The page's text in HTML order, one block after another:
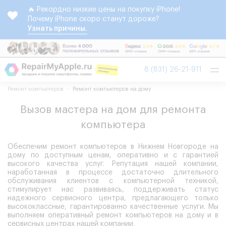
🔥 Рекордно низкие цены на покупку iPhone!
Почему iPhone скоро станут дороже?
Узнать причины.
8 (831) 26-21-911
Ремонт компьютеров Ремонт компьютеров на дому
Вызов мастера на дом для ремонта
компьютера
Обеспечим ремонт компьютеров в Нижнем Новгороде на
дому по доступным ценам, оперативно и с гарантией
высокого качества услуг. Репутация нашей компании,
наработанная в процессе достаточно длительного
обслуживания клиентов с компьютерной техникой,
стимулирует нас развиваясь, поддерживать статус
надежного сервисного центра, предлагающего только
высококлассные, гарантированно качественные услуги. Мы
выполняем оперативный ремонт компьютеров на дому и в
сервисных центрах нашей компании.